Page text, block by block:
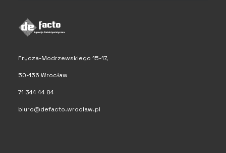
Frycza-Modrzewskiego 15-17,
50-156 Wrocław
71 344 44 84
biuro@defacto.wroclaw.pl